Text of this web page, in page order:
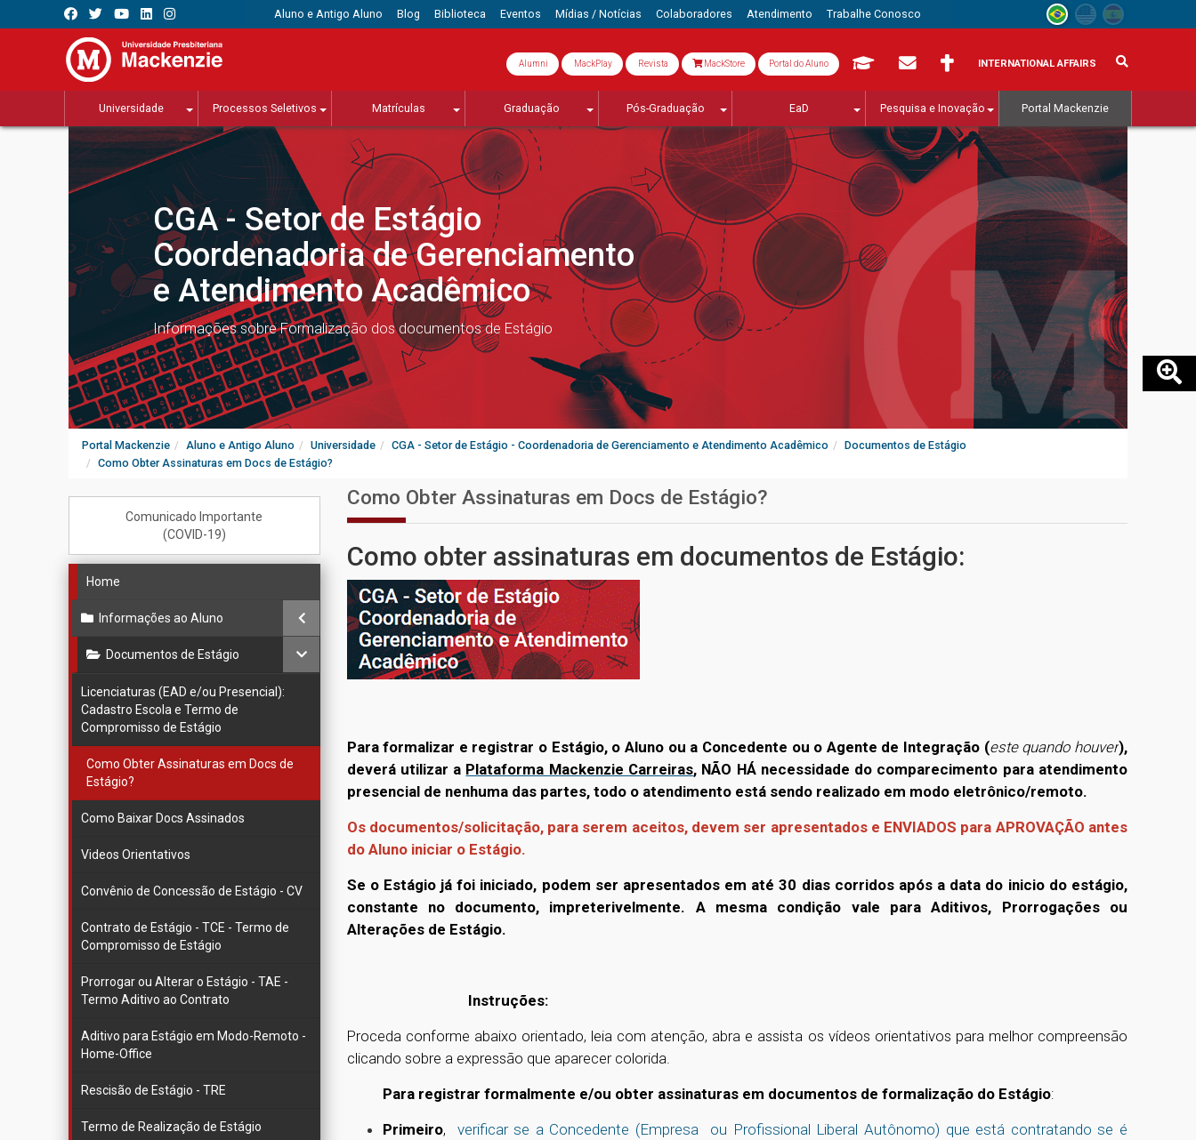
Aluno e Antigo Aluno Blog Biblioteca Eventos Mídias / Notícias Colaboradores Atendimento Trabalhe Conosco
Alumni MackPlay Revista MackStore Portal do Aluno INTERNATIONAL AFFAIRS
Universidade Processos Seletivos Matrículas Graduação Pós-Graduação EaD Pesquisa e Inovação Portal Mackenzie
CGA - Setor de Estágio
Coordenadoria de Gerenciamento
e Atendimento Acadêmico
Informações sobre Formalização dos documentos de Estágio
Portal Mackenzie Aluno e Antigo Aluno Universidade CGA - Setor de Estágio - Coordenadoria de Gerenciamento e Atendimento Acadêmico
Documentos de Estágio
Como Obter Assinaturas em Docs de Estágio?
Comunicado Importante
(COVID-19)
Home
Informações ao Aluno
Documentos de Estágio
Licenciaturas (EAD e/ou Presencial):
Cadastro Escola e Termo de
Compromisso de Estágio
Como Obter Assinaturas em Docs de
Estágio?
Como Baixar Docs Assinados
Videos Orientativos
Convênio de Concessão de Estágio - CV
Contrato de Estágio - TCE - Termo de
Compromisso de Estágio
Prorrogar ou Alterar o Estágio - TAE -
Termo Aditivo ao Contrato
Aditivo para Estágio em Modo-Remoto -
Home-Office
Rescisão de Estágio - TRE
Termo de Realização de Estágio
Como Obter Assinaturas em Docs de Estágio?
Como obter assinaturas em documentos de Estágio:
Para formalizar e registrar o Estágio, o Aluno ou a Concedente ou o Agente de Integração (este quando houver),
deverá utilizar a Plataforma Mackenzie Carreiras, NÃO HÁ necessidade do comparecimento para atendimento
presencial de nenhuma das partes, todo o atendimento está sendo realizado em modo eletrônico/remoto.
Os documentos/solicitação, para serem aceitos, devem ser apresentados e ENVIADOS para APROVAÇÃO antes
do Aluno iniciar o Estágio.
Se o Estágio já foi iniciado, podem ser apresentados em até 30 dias corridos após a data do inicio do estágio,
constante no documento, impreterivelmente. A mesma condição vale para Aditivos, Prorrogações ou
Alterações de Estágio.
Instruções:
Proceda conforme abaixo orientado, leia com atenção, abra e assista os vídeos orientativos para melhor compreensão
clicando sobre a expressão que aparecer colorida.
Para registrar formalmente e/ou obter assinaturas em documentos de formalização do Estágio:
Primeiro,
verificar se a Concedente (Empresa ou Profissional Liberal Autônomo) que está contratando se é